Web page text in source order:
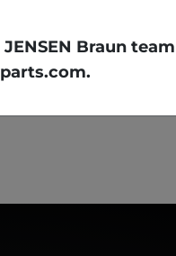
Braun